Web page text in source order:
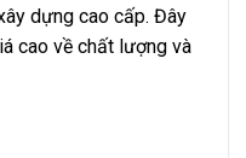
dựng cao cấp. Đây
cao về chất lượng và